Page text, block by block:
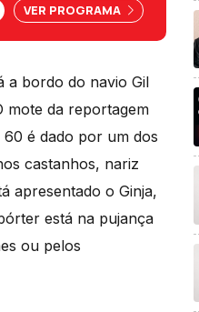
VER PROGRAMA
a bordo do navio Gil
mote da reportagem
é dado por um dos
castanhos, nariz
apresentado o Ginja,
está na pujança
ou pelos